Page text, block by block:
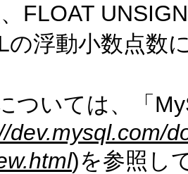
FLOAT
の浮動小数点数
ついては、「
dev.mysql.com/
)を参照し